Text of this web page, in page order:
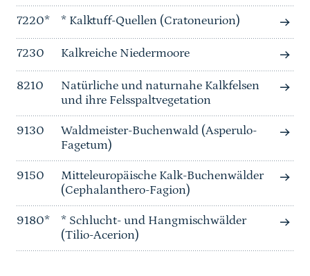
7220* * Kalktuff-Quellen (Cratoneurion)
7230 Kalkreiche Niedermoore
8210
Natürliche und naturnahe Kalkfelsen
und ihre Felsspaltvegetation
9130
Waldmeister-Buchenwald (Asperulo-
Fagetum)
9150
Mitteleuropäische Kalk-Buchenwälder
(Cephalanthero-Fagion)
9180*
* Schlucht- und Hangmischwälder
(Tilio-Acerion)